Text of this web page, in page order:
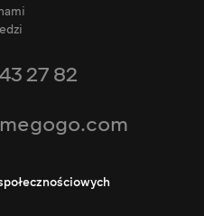
27 82